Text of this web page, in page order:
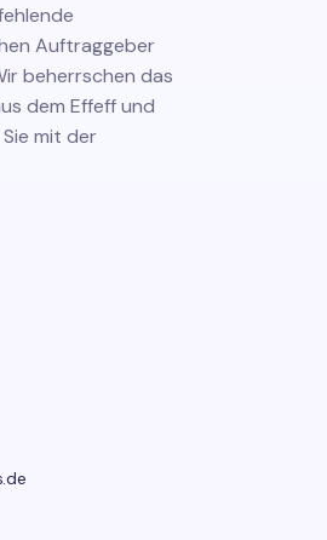
Auftraggeber
beherrschen das
dem Effeff und
mit der